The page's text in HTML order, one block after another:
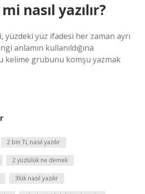
nasıl yazılır?
yüzdeki yüz ifadesi her zaman ayrı
anlamın kullanıldığına
kelime grubunu komşu yazmak
2 bin TL nasıl yazılır
2 yüzlülük ne demek
3lük nasıl yazılır